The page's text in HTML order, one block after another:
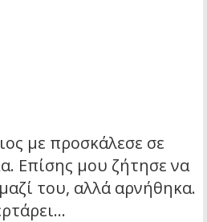
με προσκάλεσε σε
Επίσης μου ζήτησε να
του, αλλά αρνήθηκα.